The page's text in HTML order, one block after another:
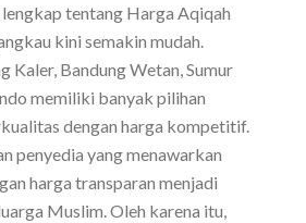
tentang Harga Aqiqah
kini semakin mudah.
Kaler, Bandung Wetan, Sumur
memiliki banyak pilihan
dengan harga kompetitif.
penyedia yang menawarkan
harga transparan menjadi
Muslim. Oleh karena itu,